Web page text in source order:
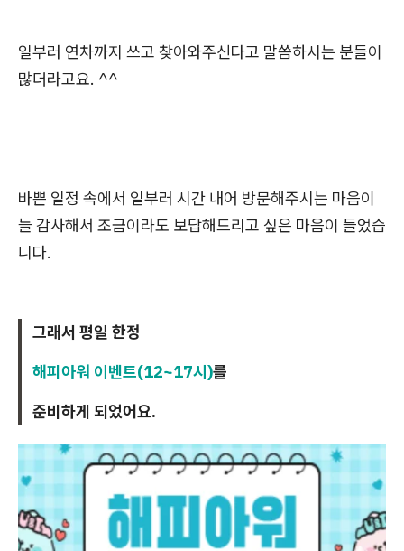
일부러 연차까지 쓰고 찾아와주신다고 말씀하시는 분들이
많더라고요. ^^
바쁜 일정 속에서 일부러 시간 내어 방문해주시는 마음이
늘 감사해서 조금이라도 보답해드리고 싶은 마음이 들었습
니다.
그래서 평일 한정
해피아워 이벤트(12~17시)를
준비하게 되었어요.